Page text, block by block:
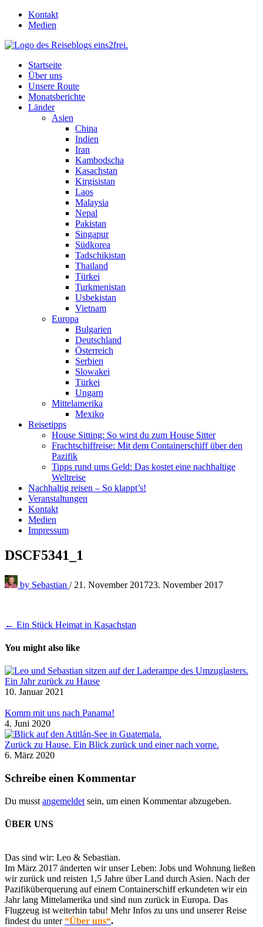
Skip
Kontakt
Medien
Startseite
Über uns
Unsere Route
Monatsberichte
Länder
Asien
China
Indien
Iran
Kambodscha
Kasachstan
Kirgisistan
Laos
Malaysia
Nepal
Pakistan
Singapur
Südkorea
Tadschikistan
Thailand
Türkei
Turkmenistan
Usbekistan
Vietnam
Europa
Bulgarien
Deutschland
Österreich
Serbien
Slowakei
Türkei
Ungarn
Mittelamerika
Mexiko
Reisetipps
House Sitting: So wirst du zum House Sitter
Frachtschiffreise: Mit dem Containerschiff über den
Pazifik
Tipps rund ums Geld: Das kostet eine nachhaltige
Weltreise
Nachhaltig reisen – So klappt’s!
Veranstaltungen
Kontakt
Medien
Impressum
DSCF5341_1
by Sebastian / 21. November 201723. November 2017
Beitragsnavigation
← Ein Stück Heimat in Kasachstan
You might also like
Ein Jahr zurück zu Hause
10. Januar 2021
Komm mit uns nach Panama!
4. Juni 2020
Zurück zu Hause. Ein Blick zurück und einer nach vorne.
6. März 2020
Schreibe einen Kommentar
Du musst angemeldet sein, um einen Kommentar abzugeben.
ÜBER UNS
Das sind wir: Leo & Sebastian.
Im März 2017 änderten wir unser Leben: Jobs und Wohnung ließen
wir zurück und reisten 1,5 Jahre über Land durch Asien. Nach der
Pazifiküberquerung auf einem Containerschiff erkundeten wir ein
Jahr lang Mittelamerika und sind nun zurück in Europa. Das
Flugzeug ist weiterhin tabu! Mehr Infos zu uns und unserer Reise
findest du unter“Über uns“.